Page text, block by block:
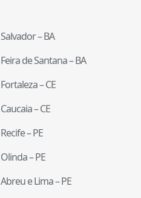
Salvador–BA
Feira de Santana–BA
Fortaleza–CE
Caucaia–CE
Recife–PE
Olinda–PE
Abreu e Lima–PE